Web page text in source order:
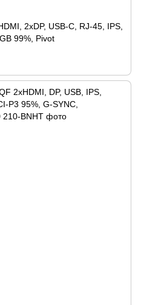
2xDP, USB-C, RJ-45, IPS,
99%, Pivot